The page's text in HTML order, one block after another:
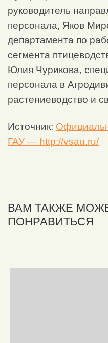
руководитель
персонала, Яков
департамента по
сегмента
Юлия Чурикова,
персонала в
растениеводство и
Источник:
ГАУ — http://vsau.ru/
ВАМ ТАКЖЕ
ПОНРАВИТЬСЯ